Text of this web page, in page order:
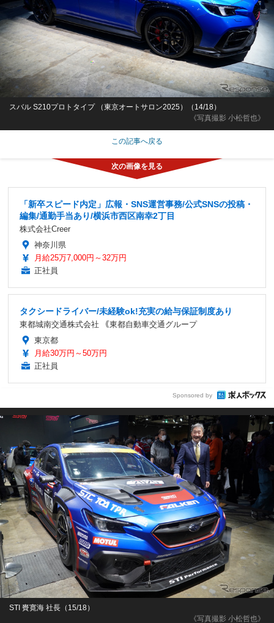
《写真撮影 小松哲也》
スバル S210プロトタイプ （東京オートサロン2025）（14/18）
この記事へ戻る
「新卒スピード内定」広報・SNS運営事務/公式SNSの投稿・
編集/通勤手当あり/横浜市西区南幸2丁目
株式会社Creer
神奈川県
月給25万7,000円～32万円
正社員
タクシードライバー/未経験ok!充実の給与保証制度あり
東都城南交通株式会社 ｟東都自動車交通グループ
東京都
月給30万円～50万円
正社員
Sponsored by
《写真撮影 小松哲也》
STI 賚寛海 社長（15/18）